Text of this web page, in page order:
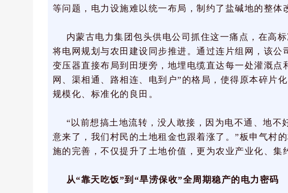
等问题，电力设施难以统一布局，制约了盐碱地的整体
内蒙古电力集团包头供电公司抓住这一痛点，在高
将电网规划与农田建设同步推进。通过连片组网，该公
变压器直接布局到田埂旁，地埋电缆直达每一处灌溉点
网、渠相通、路相连、电到户”的格局，使得原本碎片
规模化、标准化的良田。
“以前想搞土地流转，没人敢接，因为电不通、地不
意来了，我们村民的土地租金也跟着涨了。”板申气村
施的完善，不仅提升了土地价值，更为农业产业化、集
从“靠天吃饭”到“旱涝保收”全周期稳产的电力密码